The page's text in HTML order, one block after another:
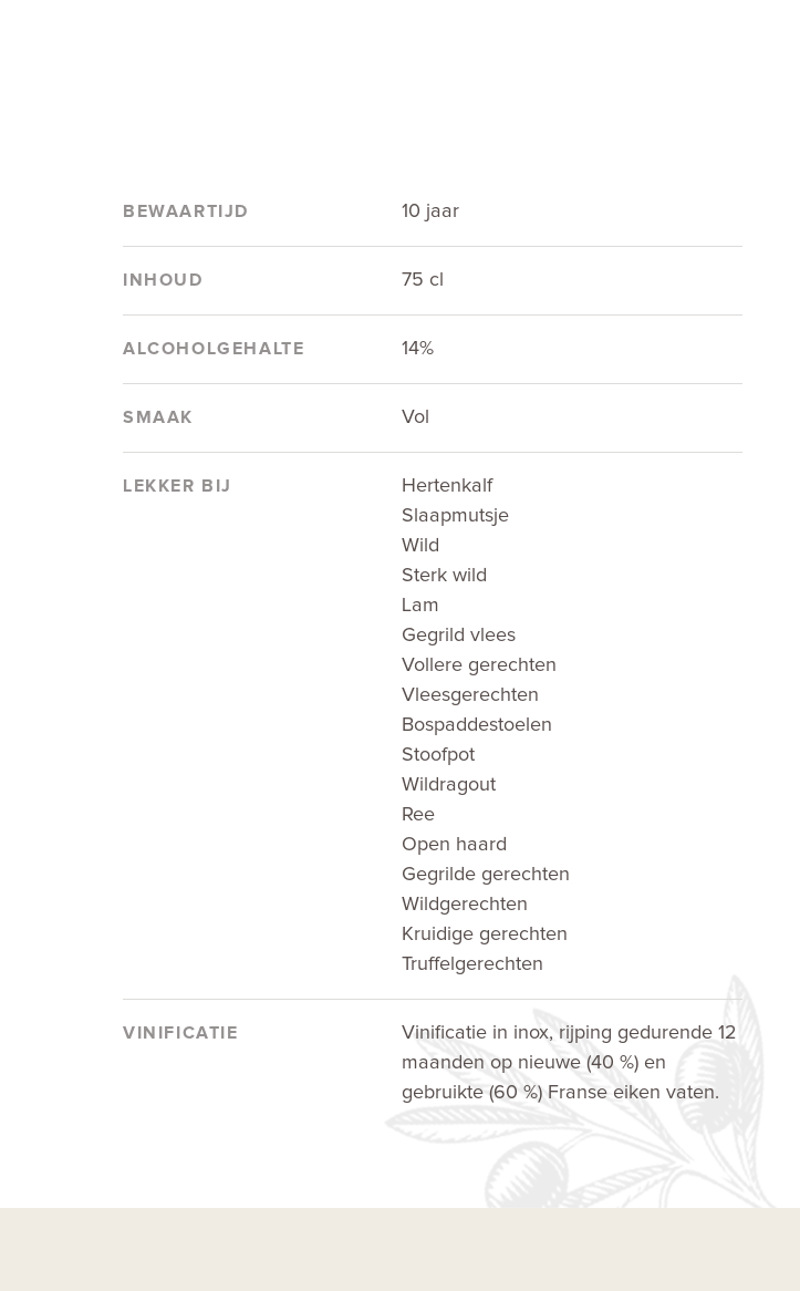
BEWAARTIJD 10 jaar
INHOUD 75 cl
ALCOHOLGEHALTE 14%
SMAAK Vol
LEKKER BIJ
Hertenkalf
Slaapmutsje
Wild
Sterk wild
Lam
Gegrild vlees
Vollere gerechten
Vleesgerechten
Bospaddestoelen
Stoofpot
Wildragout
Ree
Open haard
Gegrilde gerechten
Wildgerechten
Kruidige gerechten
Truffelgerechten
VINIFICATIE
Vinificatie in inox, rijping gedurende 12
maanden op nieuwe (40 %) en
gebruikte (60 %) Franse eiken vaten.